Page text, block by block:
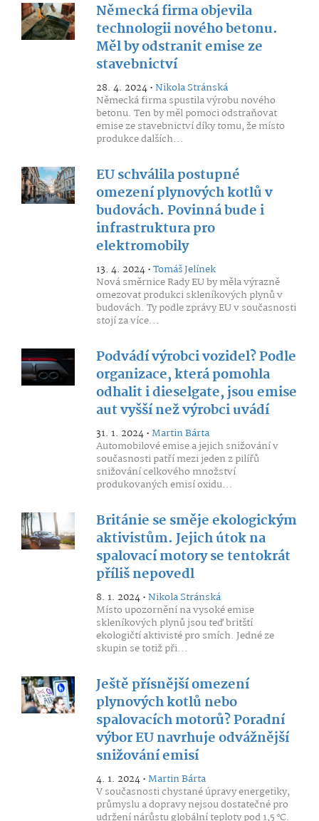
Německá firma objevila
technologii nového betonu.
Měl by odstranit emise ze
stavebnictví
28. 4. 2024 •Nikola Stránská
Německá firma spustila výrobu nového
betonu. Ten by měl pomoci odstraňovat
emise ze stavebnictví díky tomu, že místo
produkce dalších...
EU schválila postupné
omezení plynových kotlů v
budovách. Povinná bude i
infrastruktura pro
elektromobily
13. 4. 2024 •Tomáš Jelínek
Nová směrnice Rady EU by měla výrazně
omezovat produkci skleníkových plynů v
budovách. Ty podle zprávy EU v současnosti
stojí za více...
Podvádí výrobci vozidel? Podle
organizace, která pomohla
odhalit i dieselgate, jsou emise
aut vyšší než výrobci uvádí
31. 1. 2024 •Martin Bárta
Automobilové emise a jejich snižování v
současnosti patří mezi jeden z pilířů
snižování celkového množství
produkovaných emisí oxidu...
Británie se směje ekologickým
aktivistům. Jejich útok na
spalovací motory se tentokrát
příliš nepovedl
8. 1. 2024 •Nikola Stránská
Místo upozornění na vysoké emise
skleníkových plynů jsou teď britští
ekologičtí aktivisté pro smích. Jedné ze
skupin se totiž při...
Ještě přísnější omezení
plynových kotlů nebo
spalovacích motorů? Poradní
výbor EU navrhuje odvážnější
snižování emisí
4. 1. 2024 •Martin Bárta
V současnosti chystané úpravy energetiky,
průmyslu a dopravy nejsou dostatečné pro
udržení nárůstu globální teploty pod 1,5 °C.